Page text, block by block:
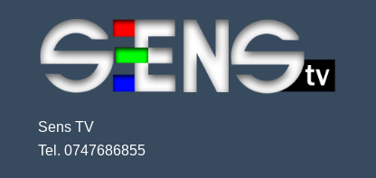
Sens TV
Tel. 0747686855